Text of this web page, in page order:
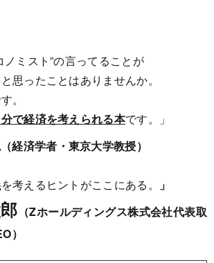
ノミスト”の言ってることが
思ったことはありませんか。
。
で経済を考えられる本です。」
（経済学者・東京大学教授）
を考えるヒントがここにある。
」
（Zホールディングス株式会社代表取
）